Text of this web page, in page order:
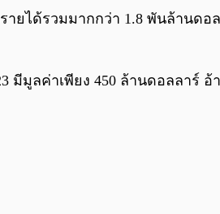
ายได้รวมมากกว่า 1.8 พันล้านดอ
มีมูลค่าเพียง 450 ล้านดอลลาร์ อ้